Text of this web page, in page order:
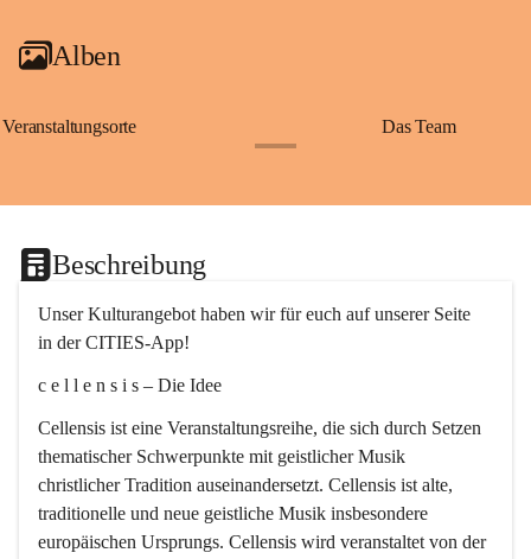
Alben
Veranstaltungsorte Das Team
Beschreibung
Unser Kulturangebot haben wir für euch auf unserer Seite
in der CITIES-App!
c e l l e n s i s – Die Idee
Cellensis ist eine Veranstaltungsreihe, die sich durch Setzen
thematischer Schwerpunkte mit geistlicher Musik
christlicher Tradition auseinandersetzt. Cellensis ist alte,
traditionelle und neue geistliche Musik insbesondere
europäischen Ursprungs. Cellensis wird veranstaltet von der